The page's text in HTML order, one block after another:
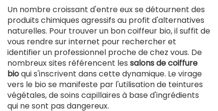
Un nombre croissant d'entre eux se détournent des
produits chimiques agressifs au profit d'alternatives
naturelles. Pour trouver un bon coiffeur bio, il suffit de
vous rendre sur internet pour rechercher et
identifier un professionnel proche de chez vous. De
nombreux sites référencent les salons de coiffure
bioqui s'inscrivent dans cette dynamique. Le virage
vers le bio se manifeste par l'utilisation de teintures
végétales, de soins capillaires à base d'ingrédients
qui ne sont pas dangereux.